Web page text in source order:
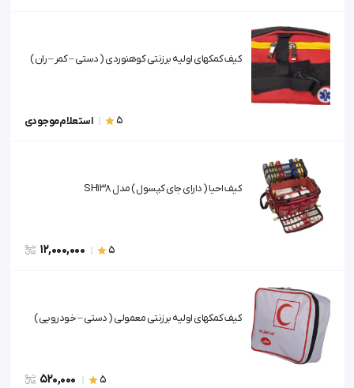
کیف کمکهای اولیه برزنتی کوهنوردی ( دستی – کمر – ران )
5 استعلام موجودی
کیف احیا ( دارای جای کپسول ) مدل SH138
5
12,000,000
کیف کمکهای اولیه برزنتی معمولی ( دستی – خودرویی )
5
520,000